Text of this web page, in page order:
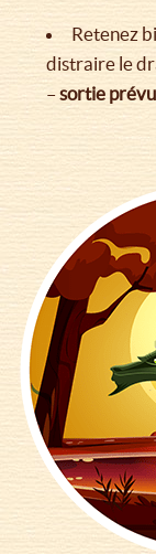
Retenez
distraire le
–sortie